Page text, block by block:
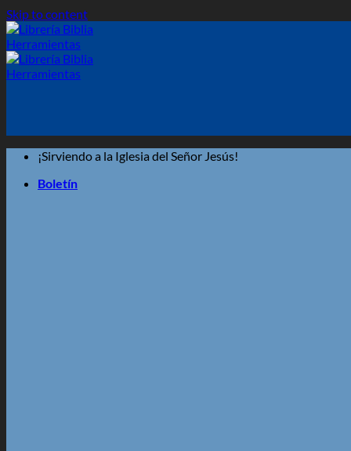
Skip to content
¡Sirviendo a la Iglesia del Señor Jesús!
Boletín